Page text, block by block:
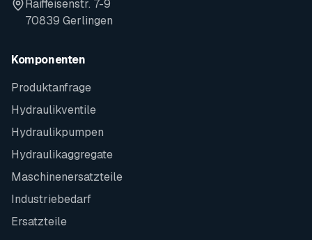
Raiffeisenstr. 7-9
70839 Gerlingen
Komponenten
Produktanfrage
Hydraulikventile
Hydraulikpumpen
Hydraulikaggregate
Maschinenersatzteile
Industriebedarf
Ersatzteile